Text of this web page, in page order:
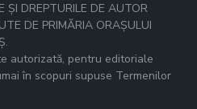
ȘI DREPTURILE DE AUTOR
DE PRIMĂRIA ORAȘULUI
autorizată, pentru editoriale
în scopuri supuse Termenilor